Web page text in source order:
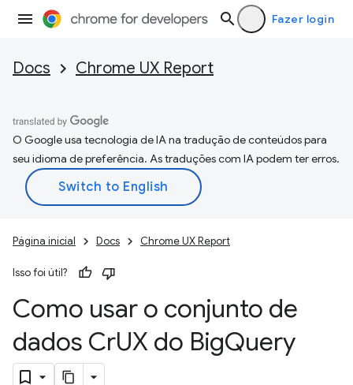
Fazer login
Docs Chrome UX Report
O Google usa tecnologia de IA na tradução de conteúdos para
seu idioma de preferência. As traduções com IA podem ter erros.
Página inicial Docs Chrome UX Report
Isso foi útil?
Como usar o conjunto de
dados CrUX do BigQuery